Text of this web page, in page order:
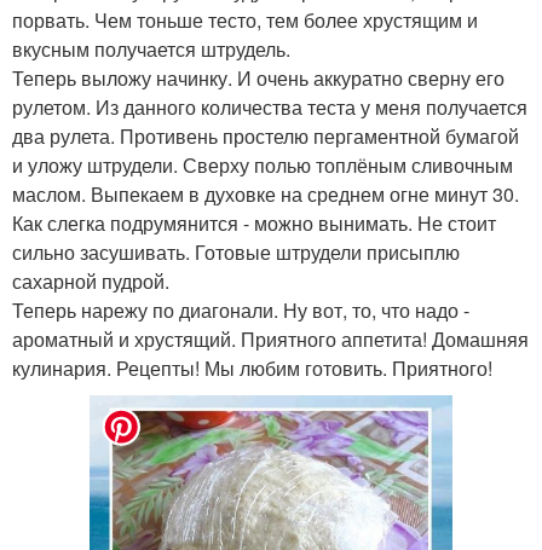
порвать. Чем тоньше тесто, тем более хрустящим и
вкусным получается штрудель.
Теперь выложу начинку. И очень аккуратно сверну его
рулетом. Из данного количества теста у меня получается
два рулета. Противень простелю пергаментной бумагой
и уложу штрудели. Сверху полью топлёным сливочным
маслом. Выпекаем в духовке на среднем огне минут 30.
Как слегка подрумянится - можно вынимать. Не стоит
сильно засушивать. Готовые штрудели присыплю
сахарной пудрой.
Теперь нарежу по диагонали. Ну вот, то, что надо -
ароматный и хрустящий. Приятного аппетита! Домашняя
кулинария. Рецепты! Мы любим готовить. Приятного!